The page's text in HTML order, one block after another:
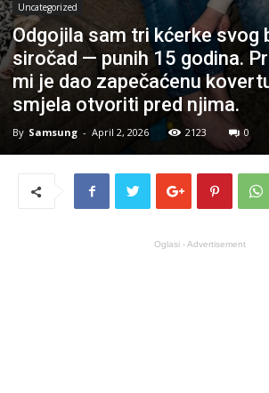
Uncategorized
Odgojila sam tri kćerke svog
siročad — punih 15 godina.
mi je dao zapečaćenu
smjela otvoriti pred njima.
By Samsung - April 2, 2026 2123 0
Oglasi - Advertisement